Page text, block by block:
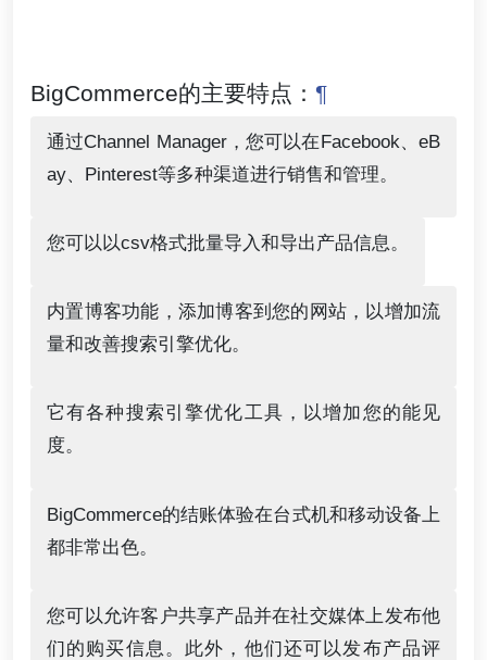
BigCommerce的主要特点： ¶
通过Channel Manager，您可以在Facebook、eB
ay、Pinterest等多种渠道进行销售和管理。
您可以以csv格式批量导入和导出产品信息。
内置博客功能，添加博客到您的网站，以增加流
量和改善搜索引擎优化。
它有各种搜索引擎优化工具，以增加您的能见
度。
BigCommerce的结账体验在台式机和移动设备上
都非常出色。
您可以允许客户共享产品并在社交媒体上发布他
们的购买信息。此外，他们还可以发布产品评